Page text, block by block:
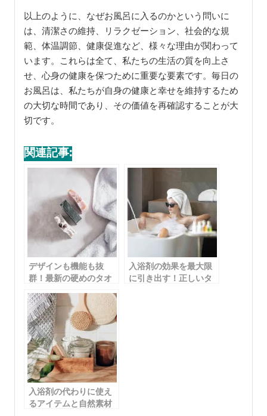
以上のように、なぜお風呂に入るのかという問いに
は、清潔さの維持、リラクゼーション、社会的な規
範、体温調節、健康促進など、様々な理由が関わって
います。これらは全て、私たちの生活の質を向上さ
せ、心身の健康を保つために重要な要素です。毎日の
お風呂は、私たちが自身の健康と幸せを維持するため
の大切な時間であり、その価値を再確認することが大
切です。
関連記事:
デザインも機能も抜
群！最新の硬めのタオ
入浴剤の効果を最大限
に引き出す！正しいタ
入浴剤の代わりに使え
るアイテムと自然素材